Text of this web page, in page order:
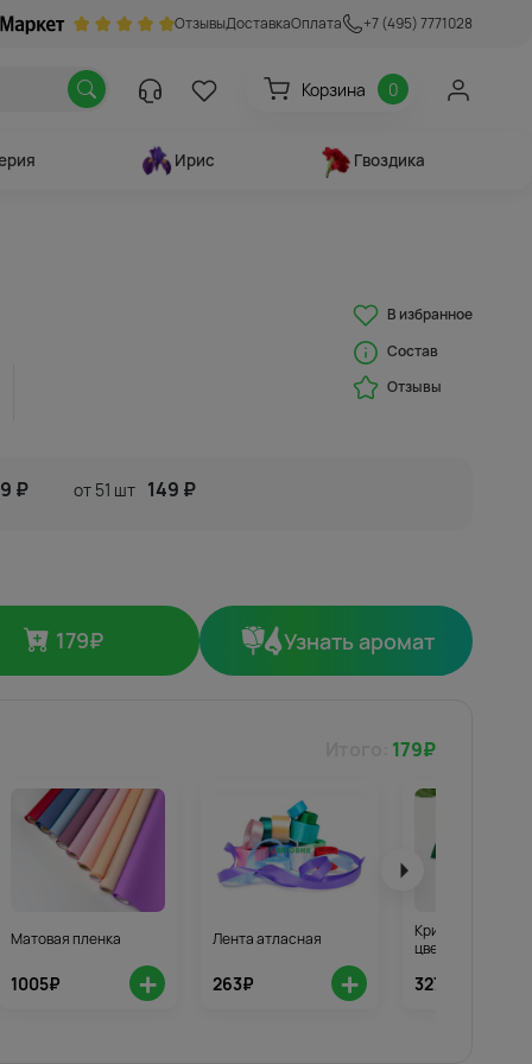
ОтзывыДоставкаОплата +7 (495) 7771028
Корзина 0
Ирис Гвоздика
В избранное
Состав
Отзывы
₽ от 51 шт 149 ₽
179₽ Узнать аромат
179₽
Матовая пленка
1005₽ +
Лента атласная
263₽ +
Кризал для
цветов 3шт.
327₽